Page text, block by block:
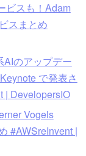
ビスも！Adam
スまとめ
AIのアップデー
で発表さ
| DevelopersIO
Vogels
#AWSreInvent |